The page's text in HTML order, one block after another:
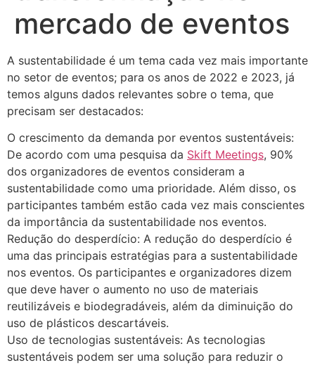
mercado de eventos
A sustentabilidade é um tema cada vez mais importante
no setor de eventos; para os anos de 2022 e 2023, já
temos alguns dados relevantes sobre o tema, que
precisam ser destacados:
O crescimento da demanda por eventos sustentáveis:
De acordo com uma pesquisa da Skift Meetings, 90%
dos organizadores de eventos consideram a
sustentabilidade como uma prioridade. Além disso, os
participantes também estão cada vez mais conscientes
da importância da sustentabilidade nos eventos.
Redução do desperdício: A redução do desperdício é
uma das principais estratégias para a sustentabilidade
nos eventos. Os participantes e organizadores dizem
que deve haver o aumento no uso de materiais
reutilizáveis e biodegradáveis, além da diminuição do
uso de plásticos descartáveis.
Uso de tecnologias sustentáveis: As tecnologias
sustentáveis podem ser uma solução para reduzir o